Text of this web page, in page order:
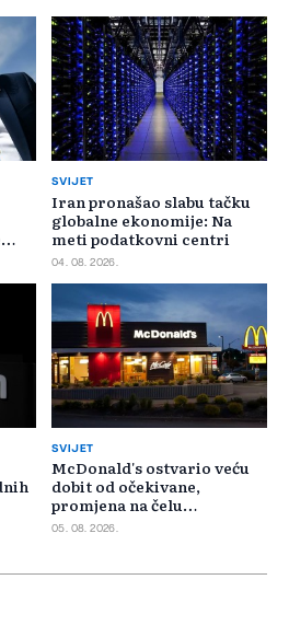
SVIJET
Iran pronašao slabu tačku
globalne ekonomije: Na
meti podatkovni centri
04. 08. 2026.
SVIJET
McDonald's ostvario veću
dobit od očekivane,
promjena na čelu
poslovanja u SAD-u
05. 08. 2026.